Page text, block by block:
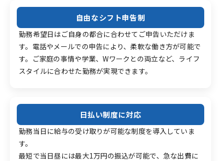
自由なシフト申告制
勤務希望日はご自身の都合に合わせてご申告いただけま
す。電話やメールでの申告により、柔軟な働き方が可能で
す。ご家庭の事情や学業、Wワークとの両立など、ライフ
スタイルに合わせた勤務が実現できます。
日払い制度に対応
勤務当日に給与の受け取りが可能な制度を導入していま
す。
最短で当日昼には最大1万円の振込が可能で、急な出費に